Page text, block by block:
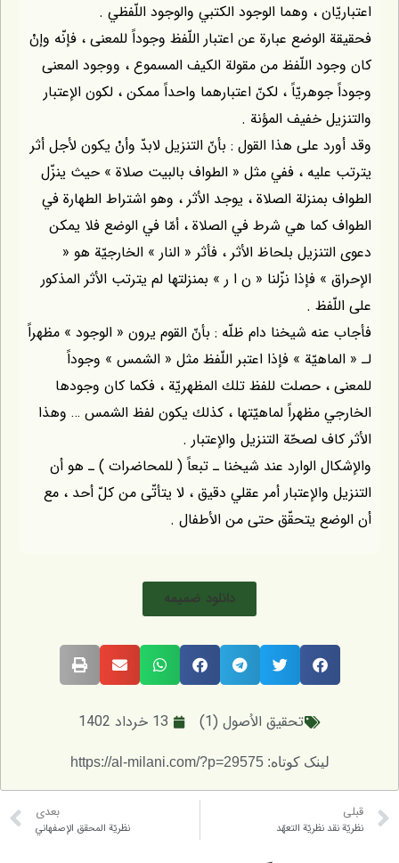
اعتباريّان ، وهما الوجود الكتبي والوجود اللّفظي .
فحقيقة الوضع عبارة عن اعتبار اللّفظ وجوداً للمعنى ، فإنّه وإنْ
كان وجود اللّفظ من مقولة الكيف المسموع ، ووجود المعنى
وجوداً جوهريّاً ، لكنّ اعتبارهما واحداً ممكن ، لكون الإعتبار
والتنزيل خفيف المؤنة .
وقد أورد على هذا القول : بأنّ التنزيل لابدّ وأنْ يكون لأجل أثر
يترتب عليه ، ففي مثل « الطواف بالبيت صلاة » حيث ينزّل
الطواف بمنزلة الصلاة ، يوجد الأثر ، وهو اشتراط الطهارة في
الطواف كما هي شرط في الصلاة ، أمّا في الوضع فلا يمكن
دعوى التنزيل بلحاظ الأثر ، فأثر « النار » الخارجيّة هو «
الإحراق » فإذا نزّلنا « ن ا ر » بمنزلتها لم يترتب الأثر المذكور
على اللّفظ .
فأجاب عنه شيخنا دام ظلّه : بأنّ القوم يرون « الوجود » مظهراً
لـ « الماهيّة » فإذا اعتبر اللّفظ مثل « الشمس » وجوداً
للمعنى ، حصلت للفظ تلك المظهريّة ، فكما كان وجودها
الخارجي مظهراً لماهيّتها ، كذلك يكون لفظ الشمس … وهذا
الأثر كاف لصحّة التنزيل والإعتبار .
والإشكال الوارد عند شيخنا ـ تبعاً ( للمحاضرات ) ـ هو أن
التنزيل والإعتبار أمر عقلي دقيق ، لا يتأتّى من كلّ أحد ، مع
أن الوضع يتحقّق حتى من الأطفال .
دانلود ضمیمه
تحقيق الاُصول (1) 13 خرداد 1402
لینک کوتاه: https://al-milani.com/?p=29575
قبلی
نظريّة نقد نظريّة التعهّد
بعدی
نظريّة المحقق الإصفهاني